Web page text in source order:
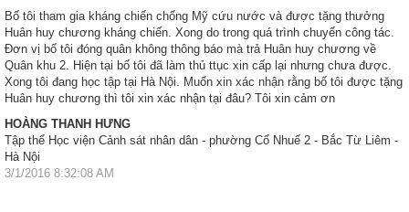
đề
Tiếp
cận
thông
tin
Tìm
Bố tôi tham gia kháng chiến chống Mỹ cứu nước và được tặng thưởng
Huân huy chương kháng chiến. Xong do trong quá trình chuyển công tác.
Đơn vị bố tôi đóng quân không thông báo mà trả Huân huy chương về
Quân khu 2. Hiện tại bố tôi đã làm thủ ttục xin cấp lại nhưng chưa được.
Xong tôi đang học tập tại Hà Nội. Muốn xin xác nhận rằng bố tôi được tặng
Huân huy chương thì tôi xin xác nhận tại đâu? Tôi xin cảm ơn
HOÀNG THANH HƯNG
Tập thể Học viện Cảnh sát nhân dân - phường Cổ Nhuế 2 - Bắc Từ Liêm -
Hà Nội
3/1/2016 8:32:08 AM